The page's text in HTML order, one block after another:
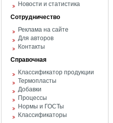
Новости и статистика
Сотрудничество
Реклама на сайте
Для авторов
Контакты
Справочная
Классификатор продукции
Термопласты
Добавки
Процессы
Нормы и ГОСТы
Классификаторы